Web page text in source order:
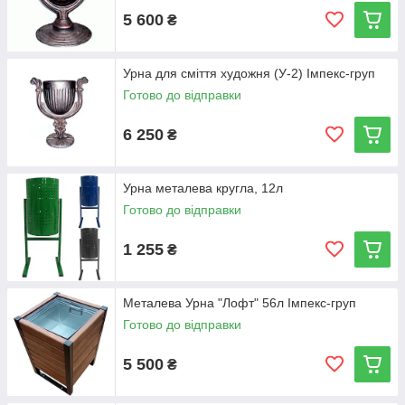
5 600 ₴
Урна для сміття художня (У-2) Імпекс-груп
Готово до відправки
6 250 ₴
Урна металева кругла, 12л
Готово до відправки
1 255 ₴
Металева Урна "Лофт" 56л Імпекс-груп
Готово до відправки
5 500 ₴